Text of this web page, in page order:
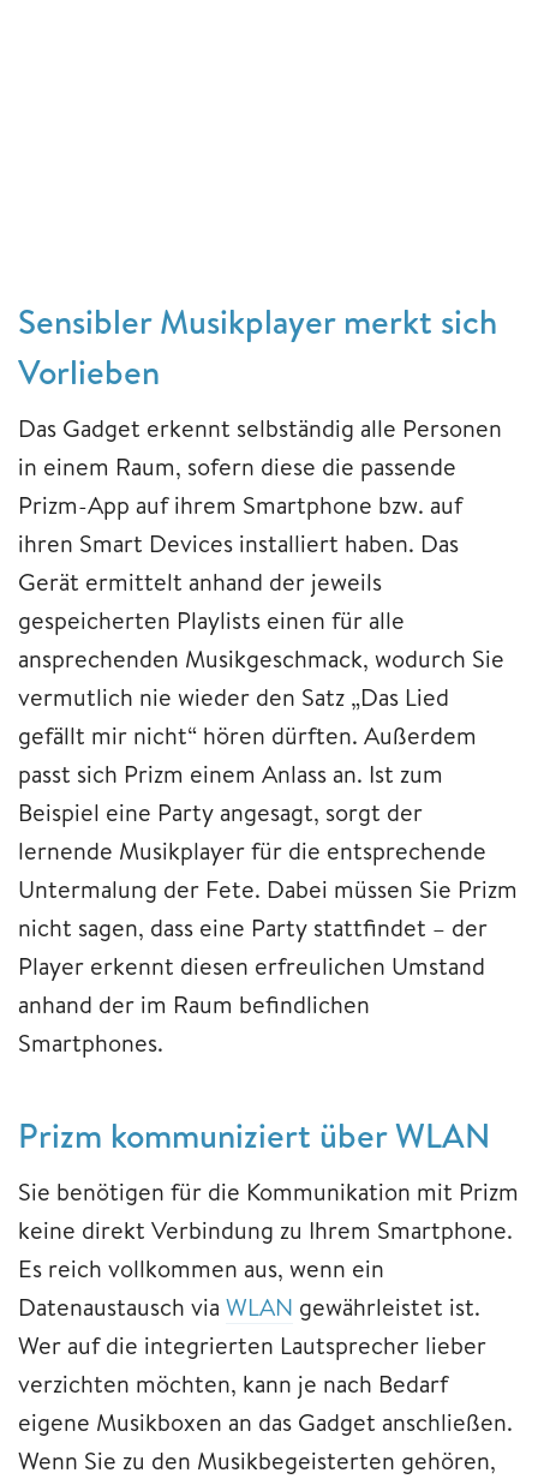
Sensibler Musikplayer merkt sich
Vorlieben
Das Gadget erkennt selbständig alle Personen
in einem Raum, sofern diese die passende
Prizm-App auf ihrem Smartphone bzw. auf
ihren Smart Devices installiert haben. Das
Gerät ermittelt anhand der jeweils
gespeicherten Playlists einen für alle
ansprechenden Musikgeschmack, wodurch Sie
vermutlich nie wieder den Satz „Das Lied
gefällt mir nicht“ hören dürften. Außerdem
passt sich Prizm einem Anlass an. Ist zum
Beispiel eine Party angesagt, sorgt der
lernende Musikplayer für die entsprechende
Untermalung der Fete. Dabei müssen Sie Prizm
nicht sagen, dass eine Party stattfindet – der
Player erkennt diesen erfreulichen Umstand
anhand der im Raum befindlichen
Smartphones.
Prizm kommuniziert über WLAN
Sie benötigen für die Kommunikation mit Prizm
keine direkt Verbindung zu Ihrem Smartphone.
Es reich vollkommen aus, wenn ein
Datenaustausch via WLAN gewährleistet ist.
Wer auf die integrierten Lautsprecher lieber
verzichten möchten, kann je nach Bedarf
eigene Musikboxen an das Gadget anschließen.
Wenn Sie zu den Musikbegeisterten gehören,